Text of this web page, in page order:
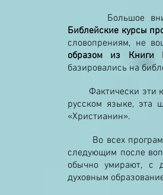
Большое
Библейские курсы
словопрениям, не
образом из Книги
базировались на
Фактически эти
русском языке, эта
«Христианин».
Во всех
следующим после
обычно умирают, с
духовным